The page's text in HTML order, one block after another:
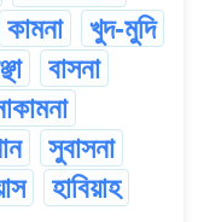
কামনা
খুদ-মুদি
বাসনা
সুবাসনা
হাবিয়াহ